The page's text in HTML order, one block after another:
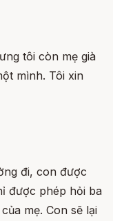
tôi còn mẹ già
mình. Tôi xin
đi, con được
được phép hỏi ba
mẹ. Con sẽ lại